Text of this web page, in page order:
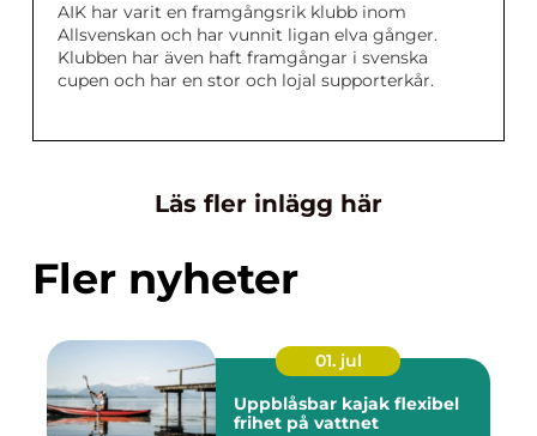
AIK har varit en framgångsrik klubb inom
Allsvenskan och har vunnit ligan elva gånger.
Klubben har även haft framgångar i svenska
cupen och har en stor och lojal supporterkår.
Läs fler inlägg här
Fler nyheter
01. jul
Uppblåsbar kajak flexibel
frihet på vattnet